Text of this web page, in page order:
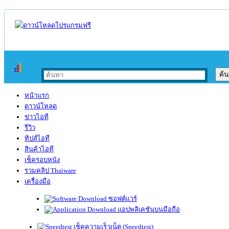
หน้าแรก
ดาวน์โหลด
ข่าวไอที
รีวิว
ทิปส์ไอที
สินค้าไอที
เช็ครอบหนัง
รวมคลิป Thaiware
เครื่องมือ
ซอฟต์แวร์
แอปพลิเคชันบนมือถือ
เช็คความเร็วเน็ต (Speedtest)